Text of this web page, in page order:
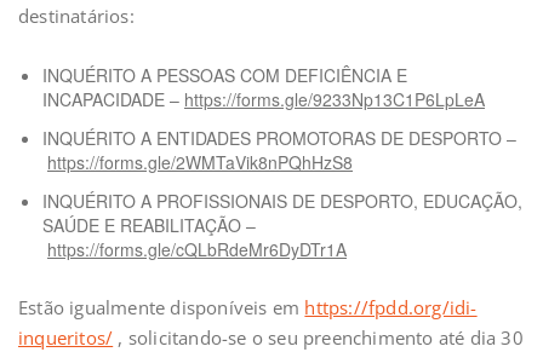
destinatários:
INQUÉRITO A PESSOAS COM DEFICIÊNCIA E
INCAPACIDADE – https://forms.gle/9233Np13C1P6LpLeA
INQUÉRITO A ENTIDADES PROMOTORAS DE DESPORTO –
https://forms.gle/2WMTaVik8nPQhHzS8
INQUÉRITO A PROFISSIONAIS DE DESPORTO, EDUCAÇÃO,
SAÚDE E REABILITAÇÃO –
https://forms.gle/cQLbRdeMr6DyDTr1A
Estão igualmente disponíveis em https://fpdd.org/idi-
inqueritos/ , solicitando-se o seu preenchimento até dia 30